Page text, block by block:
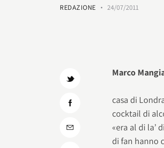
REDAZIONE 24/07/2011
Marco
casa di
cocktail di
«era al di la’
di fan hanno